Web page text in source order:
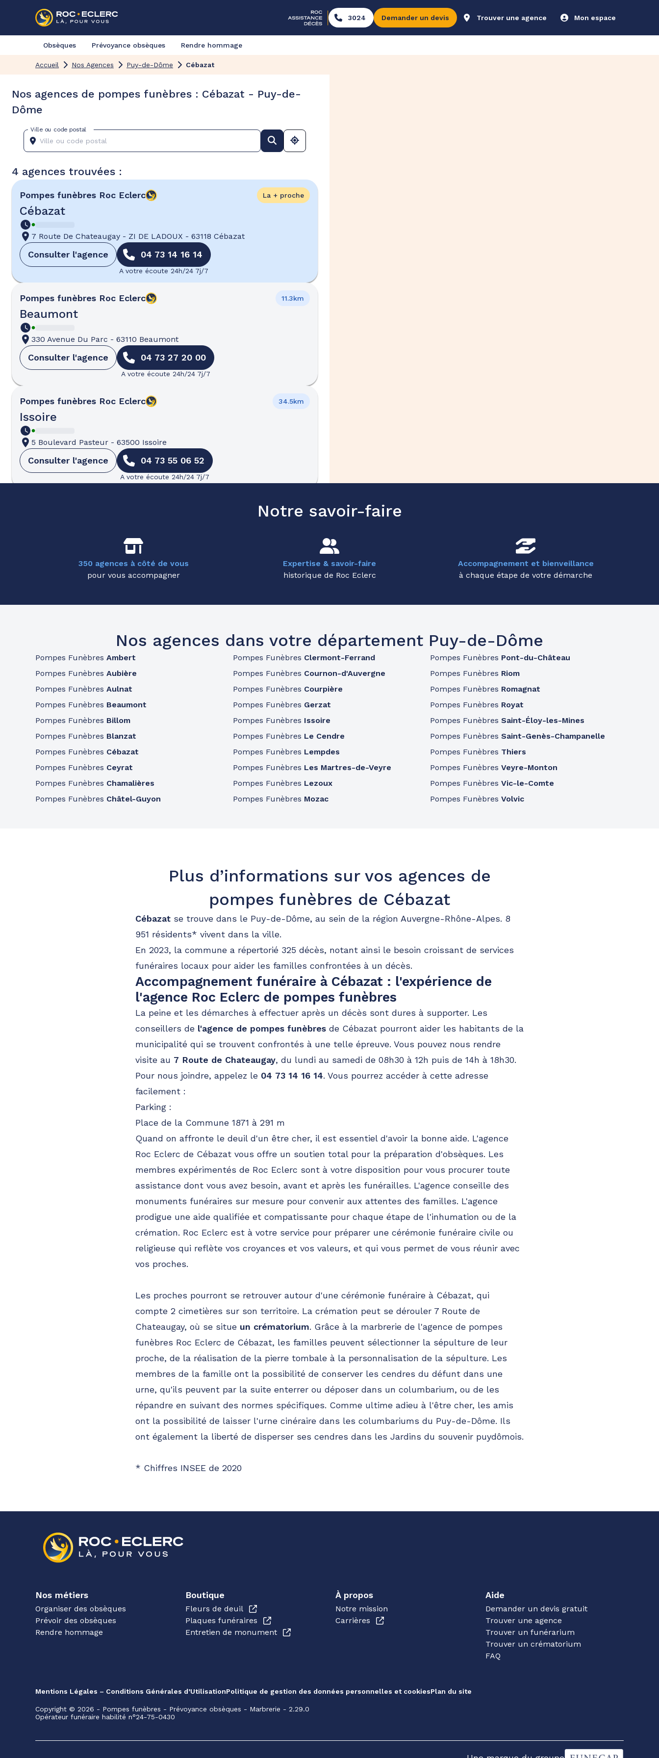
3024 Demander un devis Trouver une agence Mon espace
Obsèques Prévoyance obsèques Rendre hommage
Accueil Nos Agences Puy-de-Dôme Cébazat
Nos agences de pompes funèbres : Cébazat - Puy-de-
Dôme
Ville ou code postal
4 agences trouvées :
Pompes funèbres Roc Eclerc
Cébazat
La + proche
7 Route De Chateaugay - ZI DE LADOUX - 63118 Cébazat
Consulter l'agence 04 73 14 16 14
A votre écoute 24h/24 7j/7
Pompes funèbres Roc Eclerc
Beaumont
11.3km
330 Avenue Du Parc - 63110 Beaumont
Consulter l'agence 04 73 27 20 00
A votre écoute 24h/24 7j/7
Pompes funèbres Roc Eclerc
Issoire
34.5km
5 Boulevard Pasteur - 63500 Issoire
Consulter l'agence 04 73 55 06 52
A votre écoute 24h/24 7j/7
38.9km
-03300 Cusset
Consulter l'agence 04 70 99 09 90
A votre écoute 24h/24 7j/7
Notre savoir-faire
350 agences à côté de vous
pour vous accompagner
Expertise & savoir-faire
historique de Roc Eclerc
Accompagnement et bienveillance
à chaque étape de votre démarche
Nos agences dans votre département Puy-de-Dôme
Pompes Funèbres Ambert
Pompes Funèbres Aubière
Pompes Funèbres Aulnat
Pompes Funèbres Beaumont
Pompes Funèbres Billom
Pompes Funèbres Blanzat
Pompes Funèbres Cébazat
Pompes Funèbres Ceyrat
Pompes Funèbres Chamalières
Pompes Funèbres Châtel-Guyon
Pompes Funèbres Clermont-Ferrand
Pompes Funèbres Cournon-d'Auvergne
Pompes Funèbres Courpière
Pompes Funèbres Gerzat
Pompes Funèbres Issoire
Pompes Funèbres Le Cendre
Pompes Funèbres Lempdes
Pompes Funèbres Les Martres-de-Veyre
Pompes Funèbres Lezoux
Pompes Funèbres Mozac
Pompes Funèbres Pont-du-Château
Pompes Funèbres Riom
Pompes Funèbres Romagnat
Pompes Funèbres Royat
Pompes FunèbresSaint-Éloy-les-Mines
Pompes FunèbresSaint-Genès-Champanelle
Pompes Funèbres Thiers
Pompes FunèbresVeyre-Monton
Pompes FunèbresVic-le-Comte
Pompes FunèbresVolvic
Plus d’informations sur vos agences de
pompes funèbres de Cébazat
Cébazat se trouve dans le Puy-de-Dôme, au sein de la région Auvergne-Rhône-Alpes. 8
951 résidents* vivent dans la ville.
En 2023, la commune a répertorié 325 décès, notant ainsi le besoin croissant de services
funéraires locaux pour aider les familles confrontées à un décès.
Accompagnement funéraire à Cébazat : l'expérience de
l'agence Roc Eclerc de pompes funèbres
La peine et les démarches à effectuer après un décès sont dures à supporter. Les
conseillers de l'agence de pompes funèbres de Cébazat pourront aider les habitants de la
municipalité qui se trouvent confrontés à une telle épreuve. Vous pouvez nous rendre
visite au 7 Route de Chateaugay, du lundi au samedi de 08h30 à 12h puis de 14h à 18h30.
Pour nous joindre, appelez le 04 73 14 16 14. Vous pourrez accéder à cette adresse
facilement :
Parking :
Place de la Commune 1871 à 291 m
Quand on affronte le deuil d'un être cher, il est essentiel d'avoir la bonne aide. L'agence
Roc Eclerc de Cébazat vous offre un soutien total pour la préparation d'obsèques. Les
membres expérimentés de Roc Eclerc sont à votre disposition pour vous procurer toute
assistance dont vous avez besoin, avant et après les funérailles. L'agence conseille des
monuments funéraires sur mesure pour convenir aux attentes des familles. L'agence
prodigue une aide qualifiée et compatissante pour chaque étape de l'inhumation ou de la
crémation. Roc Eclerc est à votre service pour préparer une cérémonie funéraire civile ou
religieuse qui reflète vos croyances et vos valeurs, et qui vous permet de vous réunir avec
vos proches.
Les proches pourront se retrouver autour d'une cérémonie funéraire à Cébazat, qui
compte 2 cimetières sur son territoire. La crémation peut se dérouler 7 Route de
Chateaugay, où se situe un crématorium. Grâce à la marbrerie de l'agence de pompes
funèbres Roc Eclerc de Cébazat, les familles peuvent sélectionner la sépulture de leur
proche, de la réalisation de la pierre tombale à la personnalisation de la sépulture. Les
membres de la famille ont la possibilité de conserver les cendres du défunt dans une
urne, qu'ils peuvent par la suite enterrer ou déposer dans un columbarium, ou de les
répandre en suivant des normes spécifiques. Comme ultime adieu à l'être cher, les amis
ont la possibilité de laisser l'urne cinéraire dans les columbariums du Puy-de-Dôme. Ils
ont également la liberté de disperser ses cendres dans les Jardins du souvenir puydômois.
* Chiffres INSEE de 2020
Nos métiers
Organiser des obsèques
Prévoir des obsèques
Rendre hommage
Boutique
Fleurs de deuil
Plaques funéraires
Entretien de monument
À propos
Notre mission
Carrières
Aide
Demander un devis gratuit
Trouver une agence
Trouver un funérarium
Trouver un crématorium
FAQ
Mentions Légales – Conditions Générales d’UtilisationPolitique de gestion des données personnelles et cookiesPlan du site
Copyright © 2026 - Pompes funèbres - Prévoyance obsèques - Marbrerie - 2.29.0
Opérateur funéraire habilité n°24-75-0430